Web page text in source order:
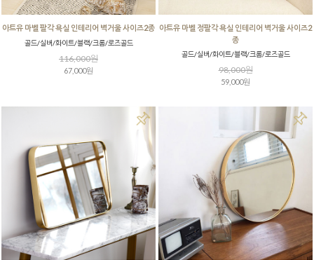
아트유 마벨 팔각 욕실 인테리어 벽거울 사이즈2종
골드/실버/화이트/블랙/크롬/로즈골드
116,000원
67,000원
아트유 마벨 정팔각 욕실 인테리어 벽거울 사이즈2
종
골드/실버/화이트/블랙/크롬/로즈골드
98,000원
59,000원